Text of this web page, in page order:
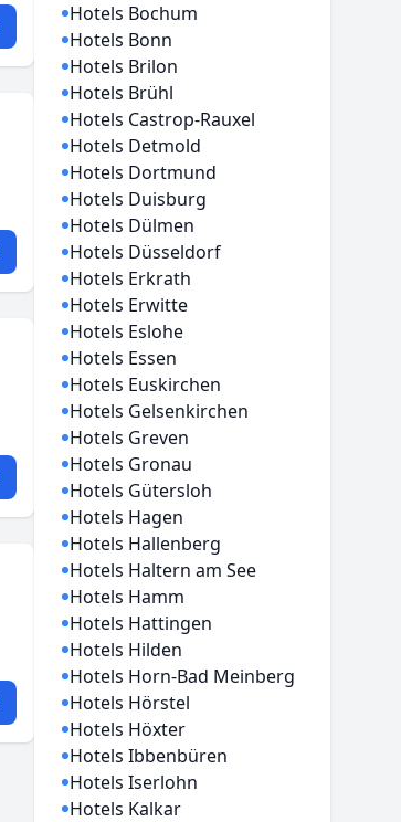
Hotels Bochum
Hotels Bonn
Hotels Brilon
Hotels Brühl
Hotels Castrop-Rauxel
Hotels Detmold
Hotels Dortmund
Hotels Duisburg
Hotels Dülmen
Hotels Düsseldorf
Hotels Erkrath
Hotels Erwitte
Hotels Eslohe
Hotels Essen
Hotels Euskirchen
Hotels Gelsenkirchen
Hotels Greven
Hotels Gronau
Hotels Gütersloh
Hotels Hagen
Hotels Hallenberg
Hotels Haltern am See
Hotels Hamm
Hotels Hattingen
Hotels Hilden
Hotels Horn-Bad Meinberg
Hotels Hörstel
Hotels Höxter
Hotels Ibbenbüren
Hotels Iserlohn
Hotels Kalkar